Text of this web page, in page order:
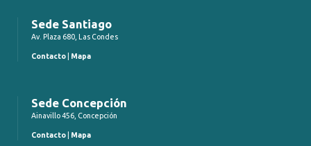
Sede Santiago
Av. Plaza 680, Las Condes
Contacto Mapa
Sede Concepción
Ainavillo 456, Concepción
Contacto Mapa